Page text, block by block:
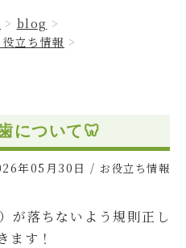
blog
立ち情報
について🦷
年05月30日 / お役立ち情報
が落ちないよう規則正し
ます！